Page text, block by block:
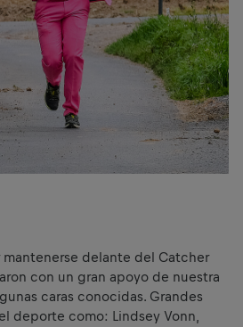
delante del Catcher
con un gran apoyo de nuestra
caras conocidas. Grandes
deporte como: Lindsey Vonn,